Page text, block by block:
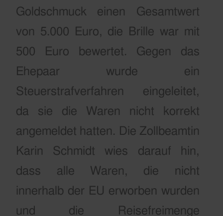
Goldschmuck einen Gesamtwert
von 5.000 Euro, die Brille war mit
500 Euro bewertet. Gegen das
Ehepaar wurde ein
Steuerstrafverfahren eingeleitet,
da sie die Waren nicht korrekt
angemeldet hatten. Die Zollbeamtin
Karin Schmidt wies darauf hin,
dass alle Waren, die nicht
innerhalb der EU erworben wurden
und die Reisefreimenge